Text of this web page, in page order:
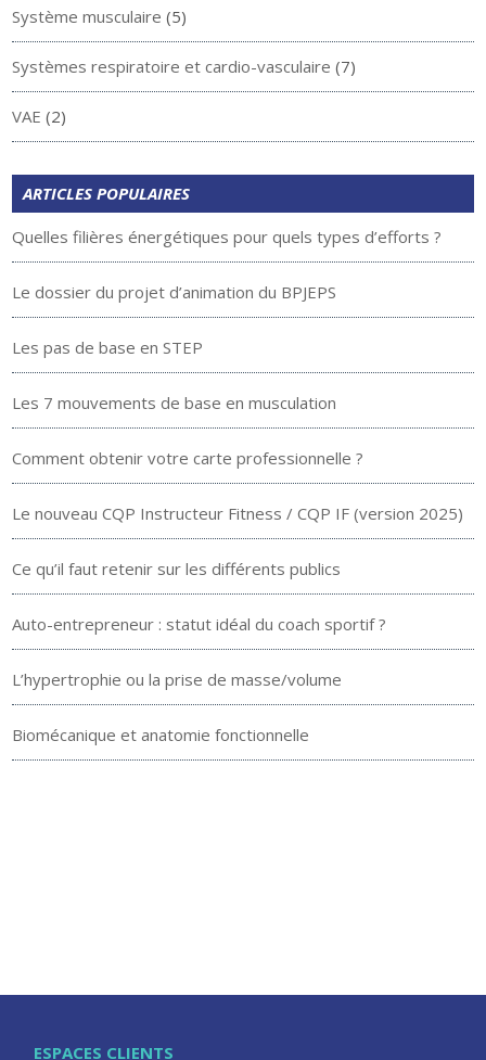
Système musculaire (5)
Systèmes respiratoire et cardio-vasculaire (7)
VAE (2)
ARTICLES POPULAIRES
Quelles filières énergétiques pour quels types d’efforts ?
Le dossier du projet d’animation du BPJEPS
Les pas de base en STEP
Les 7 mouvements de base en musculation
Comment obtenir votre carte professionnelle ?
Le nouveau CQP Instructeur Fitness / CQP IF (version 2025)
Ce qu’il faut retenir sur les différents publics
Auto-entrepreneur : statut idéal du coach sportif ?
L’hypertrophie ou la prise de masse/volume
Biomécanique et anatomie fonctionnelle
ESPACES CLIENTS